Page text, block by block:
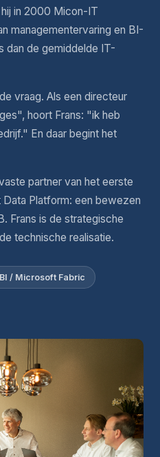
in 2000 Micon-IT
managementervaring en BI-
dan de gemiddelde IT-
vraag. Als een directeur
hoort Frans: "ik heb
En daar begint het
partner van het eerste
Platform: een bewezen
Frans is de strategische
technische realisatie.
/ Microsoft Fabric